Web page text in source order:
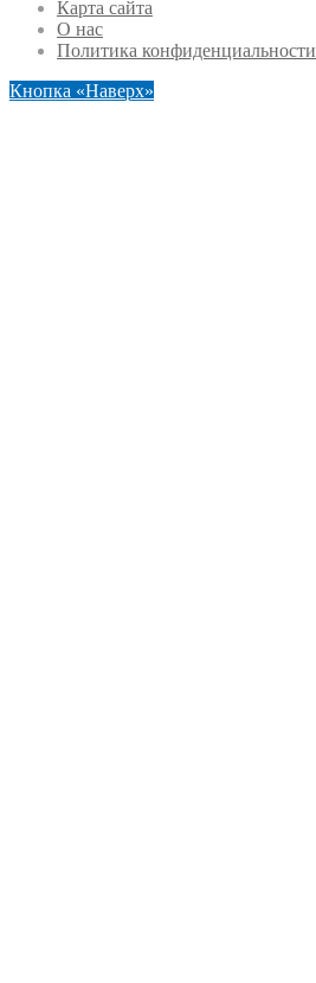
Карта сайта
О нас
Политика конфиденциальности
Кнопка «Наверх»